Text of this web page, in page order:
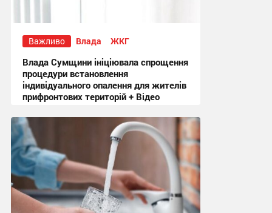
Важливо Влада ЖКГ
Влада Сумщини ініціювала спрощення
процедури встановлення
індивідуального опалення для жителів
прифронтових територій + Відео
18:09, 3.08.2026